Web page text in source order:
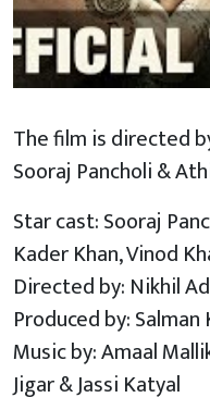
The film is directed
Sooraj Pancholi &
Star cast: Sooraj
Kader Khan, Vinod
Directed by: Nikhil
Produced by: Salman
Music by: Amaal
Jigar & Jassi Katyal